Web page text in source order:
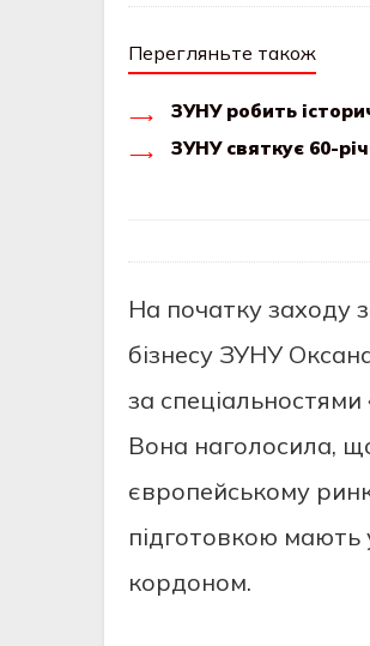
Перегляньте також
ЗУНУ робить
ЗУНУ святкує 60-
На початку заходу
бізнесу ЗУНУ
за
Вона наголосила,
європейському
підготовкою мають
кордоном.